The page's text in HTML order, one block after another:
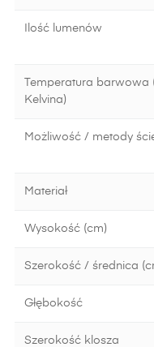
Ilość lumenów
Temperatura barwowa
Kelvina)
Możliwość / metody
Materiał
Wysokość (cm)
Szerokość / średnica
Głębokość
Szerokość klosza